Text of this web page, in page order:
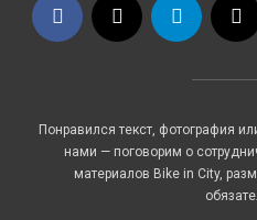
Понравился текст, фотография
нами — поговорим о
материалов Bike in City,